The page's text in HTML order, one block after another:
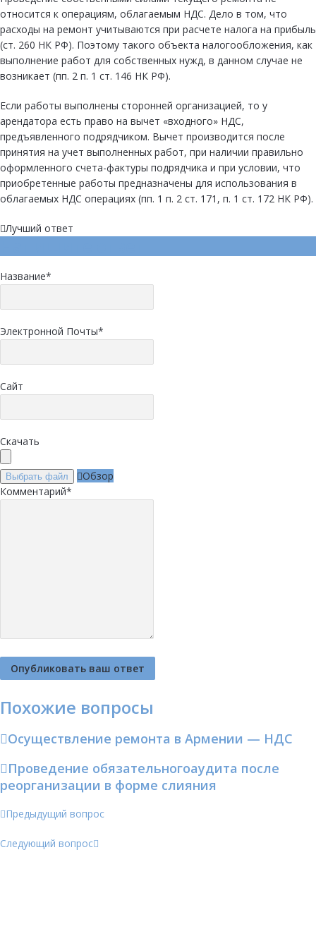
относится к операциям, облагаемым НДС. Дело в том, что
расходы на ремонт учитываются при расчете налога на прибыль
(ст. 260 НК РФ). Поэтому такого объекта налогообложения, как
выполнение работ для собственных нужд, в данном случае не
возникает (пп. 2 п. 1 ст. 146 НК РФ).
Если работы выполнены сторонней организацией, то у
арендатора есть право на вычет «входного» НДС,
предъявленного подрядчиком. Вычет производится после
принятия на учет выполненных работ, при наличии правильно
оформленного счета-фактуры подрядчика и при условии, что
приобретенные работы предназначены для использования в
облагаемых НДС операциях (пп. 1 п. 2 ст. 171, п. 1 ст. 172 НК РФ).
Лучший ответ
Название*
Электронной Почты*
Сайт
Скачать
Выбрать файл
Обзор
Комментарий*
Похожие вопросы
Осуществление ремонта в Армении — НДС
Проведение обязательногоаудита после
реорганизации в форме слияния
Предыдущий вопрос
Следующий вопрос